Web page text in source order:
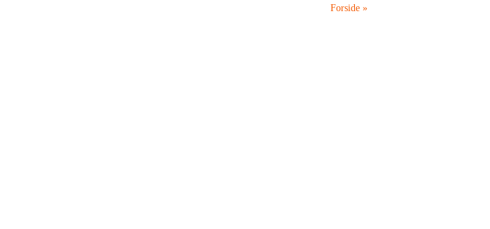
Forside »